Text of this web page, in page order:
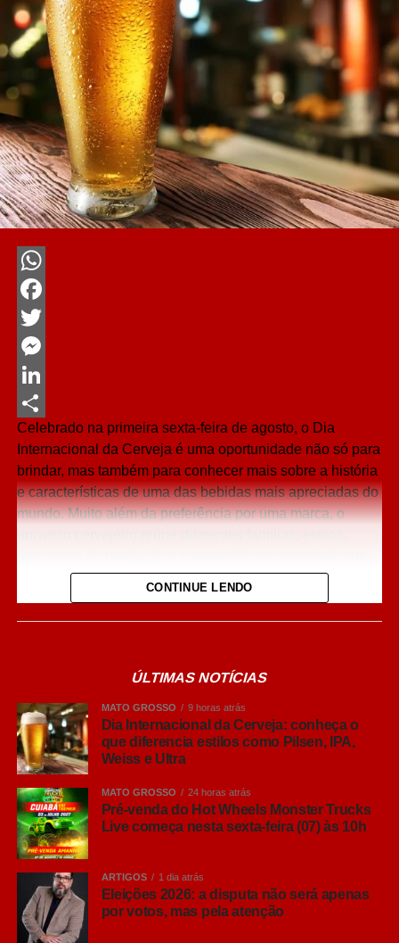
WhatsApp
Facebook
Twitter
Messenger
LinkedIn
Share
Celebrado na primeira sexta-feira de agosto, o Dia
Internacional da Cerveja é uma oportunidade não só para
brindar, mas também para conhecer mais sobre a história
e características de uma das bebidas mais apreciadas do
mundo. Muito além da preferência por uma marca, o
influenciam diretamente a experiência de consumo.
consumo. Embora nomes como Pilsen, Lager, IPA, Weiss
e Ultra façam parte do vocabulário de muitos brasileiros,
ainda há dúvidas sobre o que realmente diferencia cada
um deles. Fermentação, intensidade dos aromas, corpo,
amargor e até origem dos estilos ajudam a explicar por
que cada cerveja oferece uma experiência diferente.
“Hoje o brasileiro quer conhecer mais sobre aquilo que
consome. Entender por que uma cerveja tem determinado
aroma, o que muda entre uma Pilsen e uma IPA ou
descobrir como a fermentação influencia o resultado final
e torna a experiência muito mais interessante. Não existe
um estilo melhor que outro, sempre tem aquele que
CONTINUE LENDO
ÚLTIMAS NOTÍCIAS
MATO GROSSO 9 horas atrás
Dia Internacional da Cerveja: conheça o
que diferencia estilos como Pilsen, IPA,
Weiss e Ultra
MATO GROSSO 24 horas atrás
Pré-venda do Hot Wheels Monster Trucks
Live começa nesta sexta-feira (07) às 10h
ARTIGOS 1 dia atrás
Eleições 2026: a disputa não será apenas
por votos, mas pela atenção